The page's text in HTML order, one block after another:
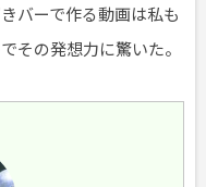
バーで作る動画は私も
その発想力に驚いた。